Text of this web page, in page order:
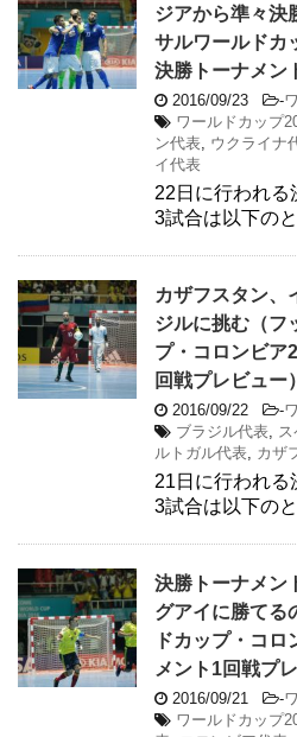
ジアから準々決
サルワールドカ
決勝トーナメン
2016/09/23 -
ワールドカップ
ン代表, ウクライナ
イ代表
22日に行われる
3試合は以下の
カザフスタン、
ジルに挑む（フ
プ・コロンビア
回戦プレビュー）
2016/09/22 -
ブラジル代表,
ルトガル代表, カザ
21日に行われる
3試合は以下の
決勝トーナメ
グアイに勝てる
ドカップ・コ
メント1回戦プ
2016/09/21 -
ワールドカップ